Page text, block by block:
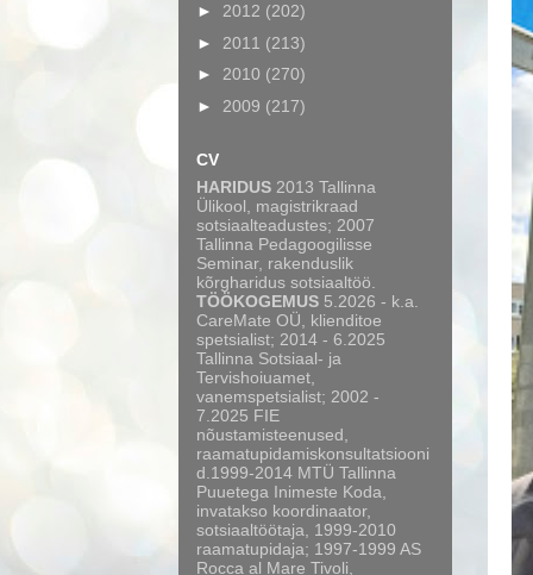
► 2012 (202)
► 2011 (213)
► 2010 (270)
► 2009 (217)
CV
HARIDUS 2013 Tallinna
Ülikool, magistrikraad
sotsiaalteadustes; 2007
Tallinna Pedagoogilisse
Seminar, rakenduslik
kõrgharidus sotsiaaltöö.
TÖÖKOGEMUS 5.2026 - k.a.
CareMate OÜ, klienditoe
spetsialist; 2014 - 6.2025
Tallinna Sotsiaal- ja
Tervishoiuamet,
vanemspetsialist; 2002 -
7.2025 FIE
nõustamisteenused,
raamatupidamiskonsultatsiooni
d.1999-2014 MTÜ Tallinna
Puuetega Inimeste Koda,
invatakso koordinaator,
sotsiaaltöötaja, 1999-2010
raamatupidaja; 1997-1999 AS
Rocca al Mare Tivoli,